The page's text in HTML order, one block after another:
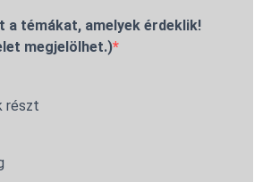
a témákat, amelyek érdeklik!
megjelölhet.)
részt